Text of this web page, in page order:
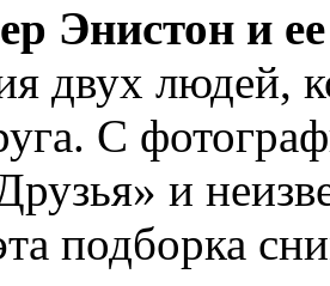
Энистон и
двух людей,
С
и
подборка